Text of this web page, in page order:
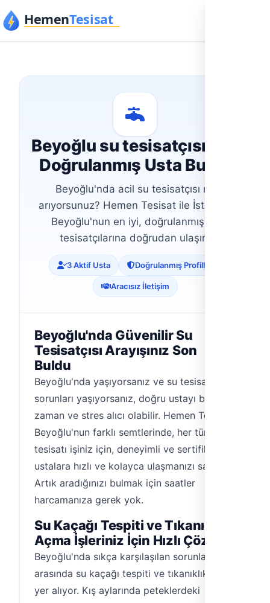
İçeriğe geç
Beyoğlu su tesisatçısı İçin
Doğrulanmış Usta Bulun
Beyoğlu'nda acil su tesisatçısı mı
arıyorsunuz? Hemen Tesisat ile İstanbul
Beyoğlu'nun en iyi, doğrulanmış su
tesisatçılarına doğrudan ulaşın.
3 Aktif Usta Doğrulanmış Profiller
Aracısız İletişim
Beyoğlu'nda Güvenilir Su
Tesisatçısı Arayışınız Son
Buldu
Beyoğlu'nda yaşıyorsanız ve su tesisatı
sorunları yaşıyorsanız, doğru ustayı bulmak
zaman ve stres alıcı olabilir. Hemen Tesisat,
Beyoğlu'nun farklı semtlerinde, her türlü su
tesisatı işiniz için, deneyimli ve sertifikalı
ustalara hızlı ve kolayca ulaşmanızı sağlar.
Artık aradığınızı bulmak için saatler
harcamanıza gerek yok.
Su Kaçağı Tespiti ve Tıkanıklık
Açma İşleriniz İçin Hızlı Çözüm
Beyoğlu'nda sıkça karşılaşılan sorunlar
arasında su kaçağı tespiti ve tıkanıklık açma
yer alıyor. Kış aylarında peteklerdeki